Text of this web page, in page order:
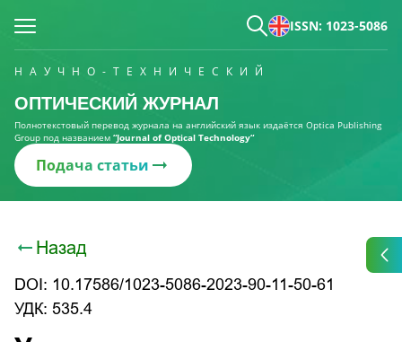
ISSN: 1023-5086
НАУЧНО-ТЕХНИЧЕСКИЙ
ОПТИЧЕСКИЙ ЖУРНАЛ
Полнотекстовый перевод журнала на английский язык издаётся Optica Publishing
Group под названием “Journal of Optical Technology“
Подача статьи
Назад
DOI: 10.17586/1023-5086-2023-90-11-50-61
УДК: 535.4